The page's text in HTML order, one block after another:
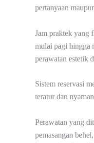
pertanyaan
Jam praktek yang
mulai pagi hingga
perawatan estetik
Sistem reservasi
teratur dan
Perawatan yang
pemasangan